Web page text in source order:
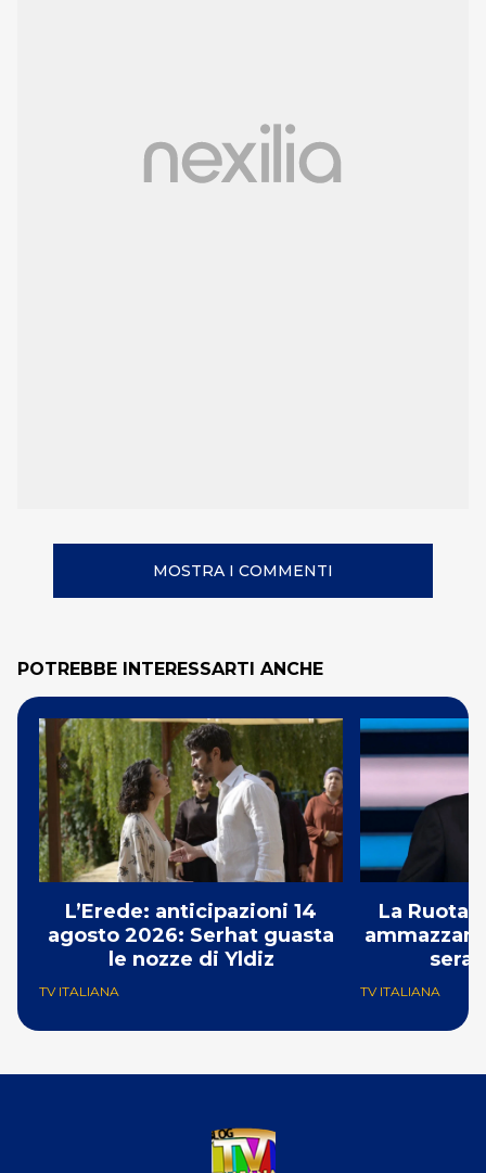
MOSTRA I COMMENTI
POTREBBE INTERESSARTI ANCHE
L’Erede: anticipazioni 14
agosto 2026: Serhat guasta
le nozze di Yldiz
TV ITALIANA
La Ruota
TV ITALIANA